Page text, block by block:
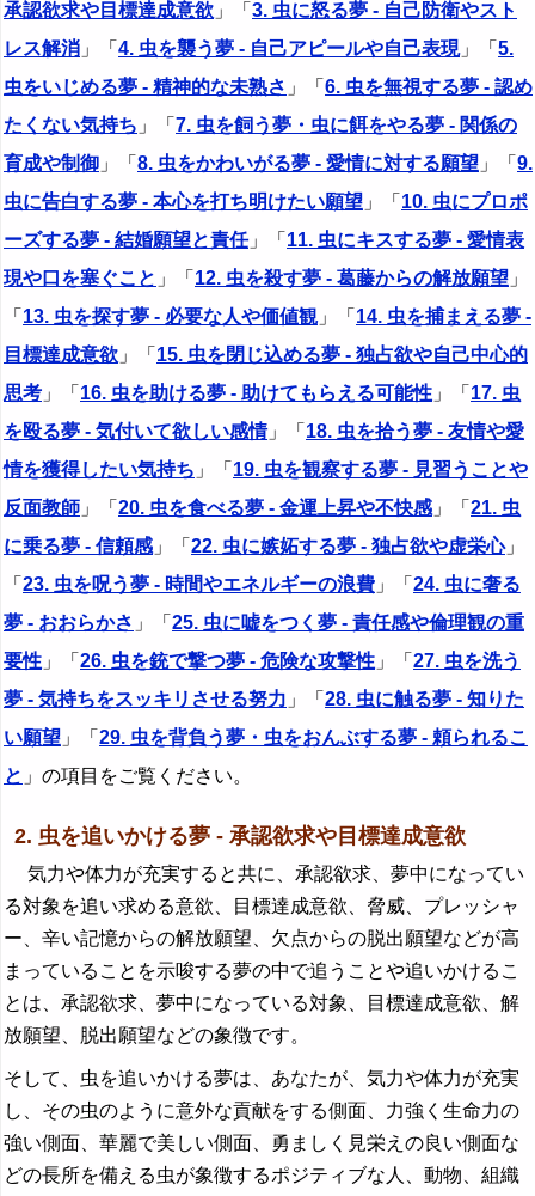
承認欲求や目標達成意欲 」「 3. 虫に怒る夢 - 自己防衛やスト
レス解消 」「 4. 虫を襲う夢 - 自己アピールや自己表現」「 5.
虫をいじめる夢 - 精神的な未熟さ 」「 6. 虫を無視する夢 - 認め
たくない気持ち 」「 7. 虫を飼う夢・虫に餌をやる夢 - 関係の
育成や制御 」「 8. 虫をかわいがる夢 - 愛情に対する願望 」「 9.
虫に告白する夢 - 本心を打ち明けたい願望 」「 10. 虫にプロポ
ーズする夢 - 結婚願望と責任」「 11. 虫にキスする夢 - 愛情表
現や口を塞ぐこと 」「 12. 虫を殺す夢 - 葛藤からの解放願望 」
「 13. 虫を探す夢 - 必要な人や価値観」「 14. 虫を捕まえる夢 -
目標達成意欲 」「 15. 虫を閉じ込める夢 - 独占欲や自己中心的
思考 」「 16. 虫を助ける夢 - 助けてもらえる可能性 」「 17. 虫
を殴る夢 - 気付いて欲しい感情」「 18. 虫を拾う夢 - 友情や愛
情を獲得したい気持ち 」「 19. 虫を観察する夢 - 見習うことや
反面教師 」「 20. 虫を食べる夢 - 金運上昇や不快感 」「 21. 虫
に乗る夢 - 信頼感 」「 22. 虫に嫉妬する夢 - 独占欲や虚栄心」
「 23. 虫を呪う夢 - 時間やエネルギーの浪費 」「 24. 虫に奢る
夢 - おおらかさ 」「 25. 虫に嘘をつく夢 - 責任感や倫理観の重
要性 」「 26. 虫を銃で撃つ夢 - 危険な攻撃性 」「 27. 虫を洗う
夢 - 気持ちをスッキリさせる努力 」「 28. 虫に触る夢 - 知りた
い願望 」「 29. 虫を背負う夢・虫をおんぶする夢 - 頼られるこ
と 」の項目をご覧ください。
2. 虫を追いかける夢 - 承認欲求や目標達成意欲
気力や体力が充実すると共に、承認欲求、夢中になってい
る対象を追い求める意欲、目標達成意欲、脅威、プレッシャ
ー、辛い記憶からの解放願望、欠点からの脱出願望などが高
まっていることを示唆する夢の中で追うことや追いかけるこ
とは、承認欲求、夢中になっている対象、目標達成意欲、解
放願望、脱出願望などの象徴です。
そして、虫を追いかける夢は、あなたが、気力や体力が充実
し、その虫のように意外な貢献をする側面、力強く生命力の
強い側面、華麗で美しい側面、勇ましく見栄えの良い側面な
どの長所を備える虫が象徴するポジティブな人、動物、組織